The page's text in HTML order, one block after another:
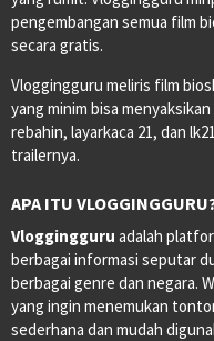
pengembangan semua film
secara gratis.
Vloggingguru meliris film
yang minim bisa
rebahin, layarkaca 21, dan
trailernya.
APA ITU
Vloggingguru adalah
berbagai informasi seputar
berbagai genre dan negara.
yang ingin menemukan
sederhana dan mudah